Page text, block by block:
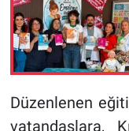
Düzenlenen
vatandaşlara,